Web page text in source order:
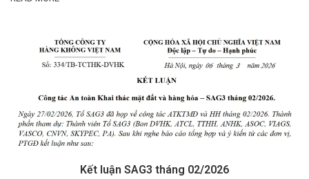
Kết luận SAG3 tháng 02/2026